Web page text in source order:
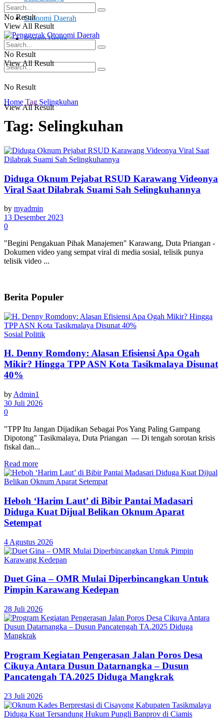
Otonomi Daerah
Ragam Berita
No Result
View All Result
No Result
View All Result
No Result
View All Result
Home Tag Selingkuhan
Tag: Selingkuhan
Diduga Oknum Pejabat RSUD Karawang Videonya
Viral Saat Dilabrak Suami Sah Selingkuhannya
by myadmin
13 Desember 2023
0
"Begini Pengakuan Pihak Manajemen" Karawang, Duta Priangan -
Dokumen video yang sempat viral di media sosial, telisik punya
telisik video ...
Berita Populer
Sosial Politik
H. Denny Romdony: Alasan Efisiensi Apa Ogah
Mikir? Hingga TPP ASN Kota Tasikmalaya Disunat
40%
by Admin1
30 Juli 2026
0
"TPP Itu Jangan Dijadikan Sebagai Pos Yang Paling Gampang
Dipotong" Tasikmalaya, Duta Priangan — Di tengah sorotan krisis
fiskal dan...
Read more
Heboh ‘Harim Laut’ di Bibir Pantai Madasari
Diduga Kuat Dijual Belikan Oknum Aparat
Setempat
4 Agustus 2026
Duet Gina – OMR Mulai Diperbincangkan Untuk
Pimpin Karawang Kedepan
28 Juli 2026
Program Kegiatan Pengerasan Jalan Poros Desa
Cikuya Antara Dusun Datarnangka – Dusun
Pancatengah TA.2025 Diduga Mangkrak
23 Juli 2026